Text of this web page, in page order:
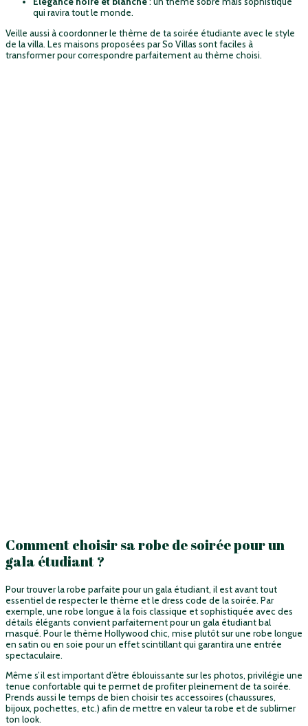
qui ravira tout le monde.
Veille aussi à coordonner le thème de ta soirée étudiante avec le style
de la villa. Les maisons proposées par So Villas sont faciles à
transformer pour correspondre parfaitement au thème choisi.
Comment choisir sa robe de soirée pour un
gala étudiant ?
Pour trouver la robe parfaite pour un gala étudiant, il est avant tout
essentiel de respecter le thème et le dress code de la soirée. Par
exemple, une robe longue à la fois classique et sophistiquée avec des
détails élégants convient parfaitement pour un gala étudiant bal
masqué. Pour le thème Hollywood chic, mise plutôt sur une robe longue
en satin ou en soie pour un effet scintillant qui garantira une entrée
spectaculaire.
Même s’il est important d’être éblouissante sur les photos, privilégie une
tenue confortable qui te permet de profiter pleinement de ta soirée.
Prends aussi le temps de bien choisir tes accessoires (chaussures,
bijoux, pochettes, etc.) afin de mettre en valeur ta robe et de sublimer
ton look.